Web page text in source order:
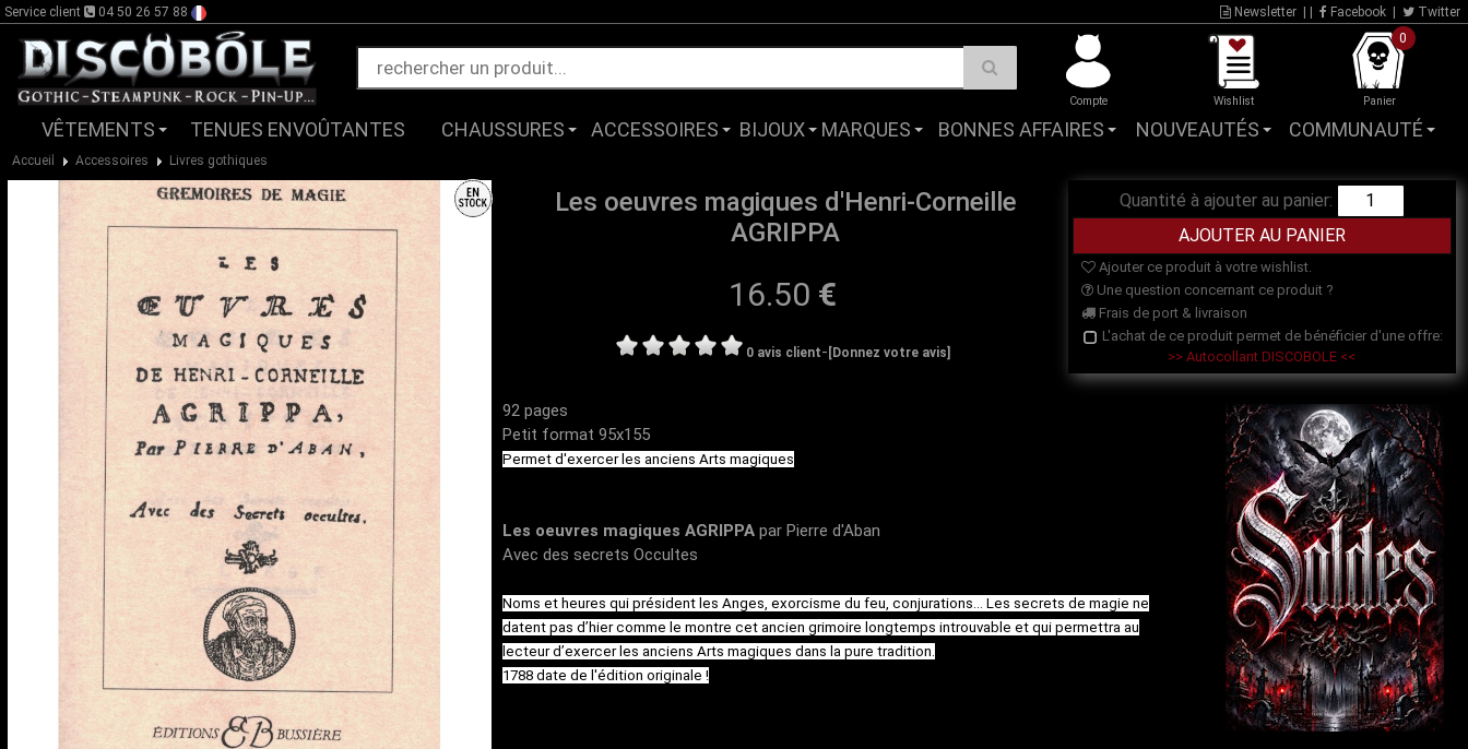
Service client 04 50 26 57 88 Newsletter Facebook Twitter
Compte Wishlist
0
Panier
VÊTEMENTS TENUES ENVOÛTANTES CHAUSSURES ACCESSOIRES BIJOUX MARQUES BONNES AFFAIRES NOUVEAUTÉS COMMUNAUTÉ
Accueil Accessoires Livres gothiques
Les oeuvres magiques d'Henri-Corneille
AGRIPPA
16.50 €
0 avis client- [Donnez votre avis]
Quantité à ajouter au panier:
Ajouter ce produit à votre wishlist.
Une question concernant ce produit ?
Frais de port & livraison
L'achat de ce produit permet de bénéficier d'une offre:
>> Autocollant DISCOBOLE <<
92 pages
Petit format 95x155
Permet d'exercer les anciens Arts magiques
Les oeuvres magiques AGRIPPApar Pierre d'Aban
Avec des secrets Occultes
Noms et heures qui président les Anges, exorcisme du feu, conjurations... Les secrets de magie ne
datent pas d’hier comme le montre cet ancien grimoire longtemps introuvable et qui permettra au
lecteur d’exercer les anciens Arts magiques dans la pure tradition.
1788 date de l'édition originale !